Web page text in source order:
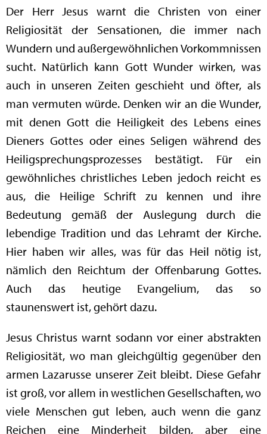
Der Herr Jesus warnt die Christen von einer
Religiosität der Sensationen, die immer nach
Wundern und außergewöhnlichen Vorkommnissen
sucht. Natürlich kann Gott Wunder wirken, was
auch in unseren Zeiten geschieht und öfter, als
man vermuten würde. Denken wir an die Wunder,
mit denen Gott die Heiligkeit des Lebens eines
Dieners Gottes oder eines Seligen während des
Heiligsprechungsprozesses bestätigt. Für ein
gewöhnliches christliches Leben jedoch reicht es
aus, die Heilige Schrift zu kennen und ihre
Bedeutung gemäß der Auslegung durch die
lebendige Tradition und das Lehramt der Kirche.
Hier haben wir alles, was für das Heil nötig ist,
nämlich den Reichtum der Offenbarung Gottes.
Auch das heutige Evangelium, das so
staunenswert ist, gehört dazu.
Jesus Christus warnt sodann vor einer abstrakten
Religiosität, wo man gleichgültig gegenüber den
armen Lazarusse unserer Zeit bleibt. Diese Gefahr
ist groß, vor allem in westlichen Gesellschaften, wo
viele Menschen gut leben, auch wenn die ganz
Reichen eine Minderheit bilden, aber eine